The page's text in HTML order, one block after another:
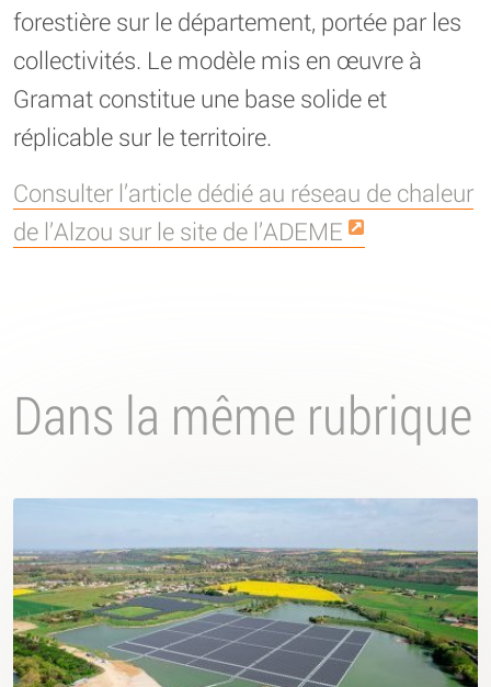
forestière sur le département, portée par les
collectivités. Le modèle mis en œuvre à
Gramat constitue une base solide et
réplicable sur le territoire.
Consulter l’article dédié au réseau de chaleur
de l’Alzou sur le site de l’ADEME
Dans la même rubrique